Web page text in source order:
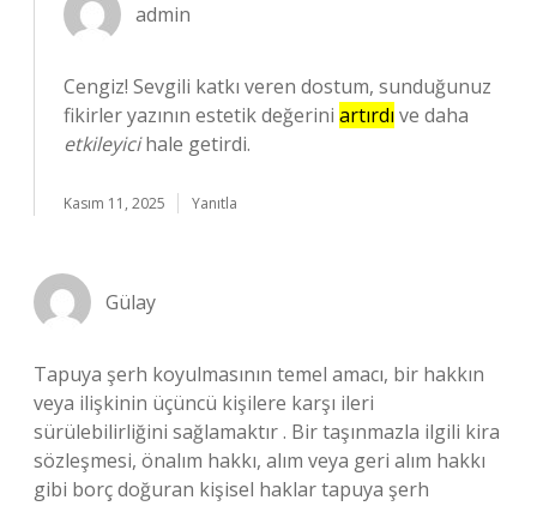
admin
Cengiz! Sevgili katkı veren dostum, sunduğunuz
fikirler yazının estetik değerini artırdı ve daha
etkileyicihale getirdi.
Kasım 11, 2025 Yanıtla
Gülay
Tapuya şerh koyulmasının temel amacı, bir hakkın
veya ilişkinin üçüncü kişilere karşı ileri
sürülebilirliğini sağlamaktır . Bir taşınmazla ilgili kira
sözleşmesi, önalım hakkı, alım veya geri alım hakkı
gibi borç doğuran kişisel haklar tapuya şerh